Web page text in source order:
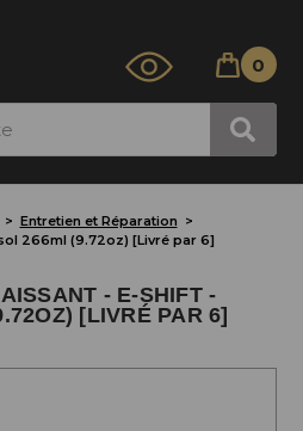
0
Entretien et Réparation
266ml (9.72oz) [Livré par 6]
- E-SHIFT -
[LIVRÉ PAR 6]